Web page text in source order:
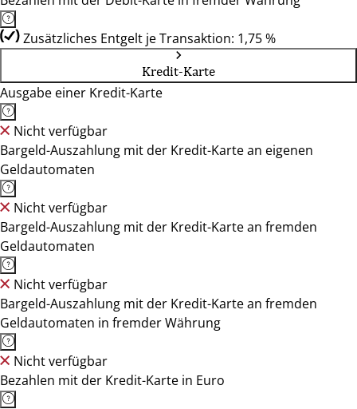
Zusätzliches Entgelt je Transaktion: 1,75 %
Kredit-Karte
Ausgabe einer Kredit-Karte
Nicht verfügbar
Bargeld-Auszahlung mit der Kredit-Karte an eigenen
Geldautomaten
Nicht verfügbar
Bargeld-Auszahlung mit der Kredit-Karte an fremden
Geldautomaten
Nicht verfügbar
Bargeld-Auszahlung mit der Kredit-Karte an fremden
Geldautomaten in fremder Währung
Nicht verfügbar
Bezahlen mit der Kredit-Karte in Euro